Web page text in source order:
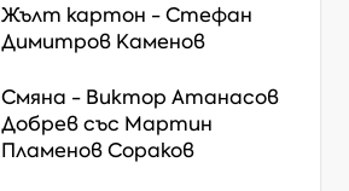
Жълт картон -Стефан
Димитров Каменов
Смяна - Виктор Атанасов
Добревсъс Мартин
Пламенов Сораков